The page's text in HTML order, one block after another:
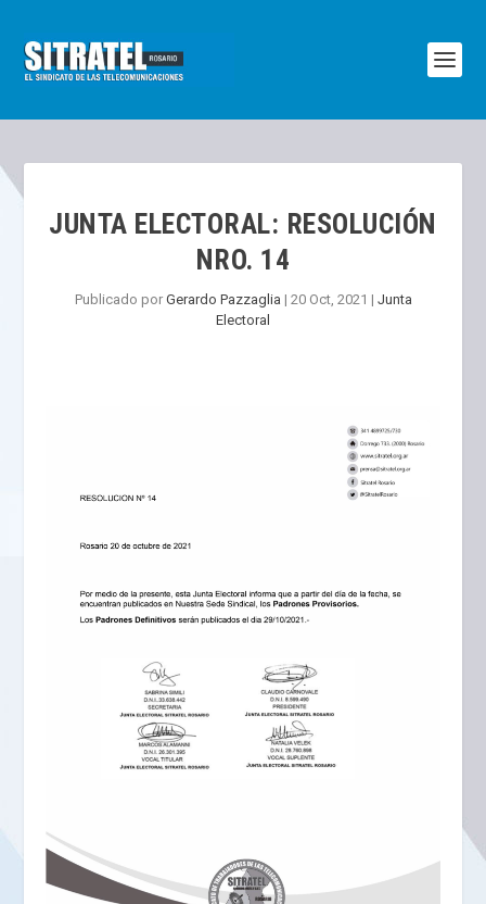
JUNTA ELECTORAL: RESOLUCIÓN
NRO. 14
Publicado por Gerardo Pazzaglia | 20 Oct, 2021 | Junta
Electoral